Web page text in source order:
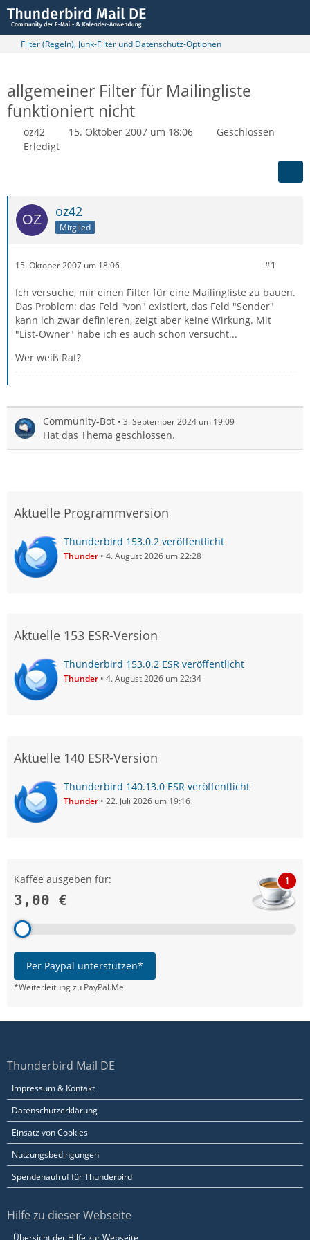
Filter (Regeln), Junk-Filter und Datenschutz-Optionen
allgemeiner Filter für Mailingliste
funktioniert nicht
oz42 15. Oktober 2007 um 18:06
Geschlossen
Erledigt
oz42
Mitglied
15. Oktober 2007 um 18:06 #1
Ich versuche, mir einen Filter für eine Mailingliste zu bauen.
Das Problem: das Feld "von" existiert, das Feld "Sender"
kann ich zwar definieren, zeigt aber keine Wirkung. Mit
"List-Owner" habe ich es auch schon versucht...
Wer weiß Rat?
Community-Bot 3. September 2024 um 19:09
Hat das Thema geschlossen.
Aktuelle Programmversion
Thunderbird 153.0.2 veröffentlicht
Thunder 4. August 2026 um 22:28
Aktuelle 153 ESR-Version
Thunderbird 153.0.2 ESR veröffentlicht
Thunder 4. August 2026 um 22:34
Aktuelle 140 ESR-Version
Thunderbird 140.13.0 ESR veröffentlicht
Thunder 22. Juli 2026 um 19:16
Kaffee ausgeben für:
3,00 €
1
Per Paypal unterstützen*
*Weiterleitung zu PayPal.Me
Thunderbird Mail DE
Impressum & Kontakt
Datenschutzerklärung
Einsatz von Cookies
Nutzungsbedingungen
Spendenaufruf für Thunderbird
Hilfe zu dieser Webseite